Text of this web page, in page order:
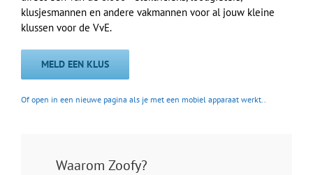
klusjesmannen en andere vakmannen voor al jouw kleine
klussen voor de VvE.
MELD EEN KLUS
Of open in een nieuwe pagina als je met een mobiel apparaat werkt..
Waarom Zoofy?